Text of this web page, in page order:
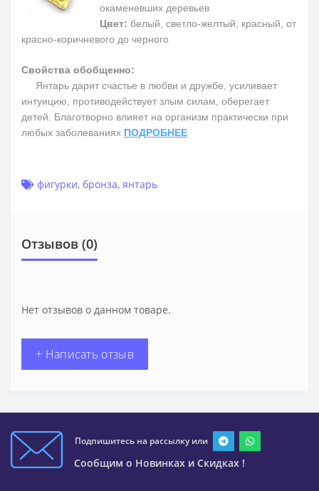
окаменевших деревьев
Цвет: белый, светло-желтый, красный, от
красно-коричневого до черного
Свойства обобщенно:
Янтарь дарит счастье в любви и дружбе, усиливает
интуицию, противодействует злым силам, оберегает
детей. Благотворно влияет на организм практически при
любых заболеваниях ПОДРОБНЕЕ
фигурки, бронза, янтарь
Отзывов (0)
Нет отзывов о данном товаре.
+ Написать отзыв
Подпишитесь на рассылку или
Сообщим о Новинках и Скидках !